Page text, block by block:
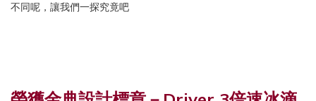
不同呢，讓我們一探究竟吧